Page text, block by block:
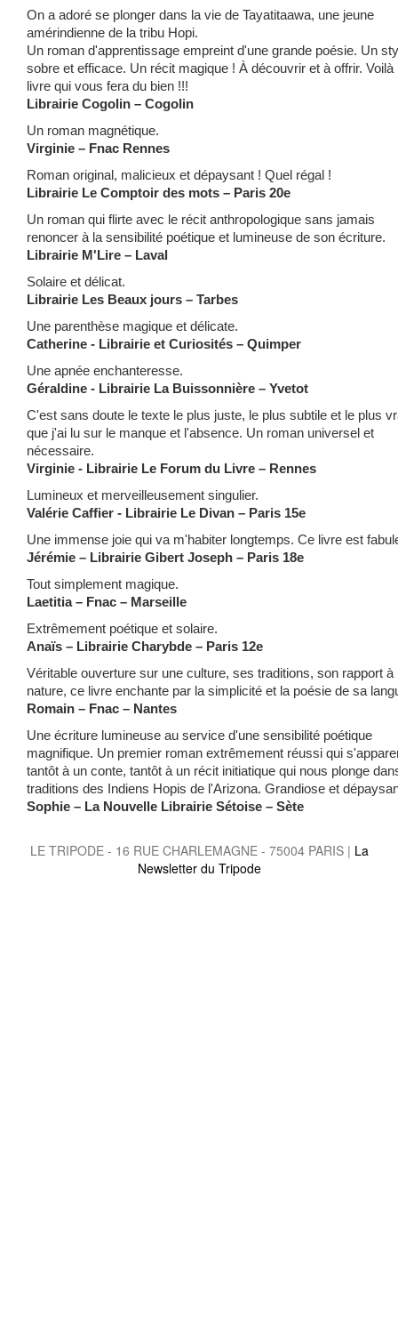
On a adoré se plonger dans la vie de Tayatitaawa, une jeune
amérindienne de la tribu Hopi.
Un roman d'apprentissage empreint d'une grande poésie. Un
sobre et efficace. Un récit magique ! À découvrir et à offrir. Voilà
livre qui vous fera du bien !!!
Librairie Cogolin – Cogolin
Un roman magnétique.
Virginie – Fnac Rennes
Roman original, malicieux et dépaysant ! Quel régal !
Librairie Le Comptoir des mots – Paris 20e
Un roman qui flirte avec le récit anthropologique sans jamais
renoncer à la sensibilité poétique et lumineuse de son écriture.
Librairie M'Lire – Laval
Solaire et délicat.
Librairie Les Beaux jours – Tarbes
Une parenthèse magique et délicate.
Catherine - Librairie et Curiosités – Quimper
Une apnée enchanteresse.
Géraldine - Librairie La Buissonnière – Yvetot
C'est sans doute le texte le plus juste, le plus subtile et le plus
que j'ai lu sur le manque et l'absence. Un roman universel et
nécessaire.
Virginie - Librairie Le Forum du Livre – Rennes
Lumineux et merveilleusement singulier.
Valérie Caffier - Librairie Le Divan – Paris 15e
Une immense joie qui va m'habiter longtemps. Ce livre est
Jérémie – Librairie Gibert Joseph – Paris 18e
Tout simplement magique.
Laetitia – Fnac – Marseille
Extrêmement poétique et solaire.
Anaïs – Librairie Charybde – Paris 12e
Véritable ouverture sur une culture, ses traditions, son rapport à
nature, ce livre enchante par la simplicité et la poésie de sa
Romain – Fnac – Nantes
Une écriture lumineuse au service d'une sensibilité poétique
magnifique. Un premier roman extrêmement réussi qui
tantôt à un conte, tantôt à un récit initiatique qui nous plonge
traditions des Indiens Hopis de l'Arizona. Grandiose et
Sophie – La Nouvelle Librairie Sétoise – Sète
LE TRIPODE - 16 RUE CHARLEMAGNE - 75004 PARIS | La
Newsletter du Tripode